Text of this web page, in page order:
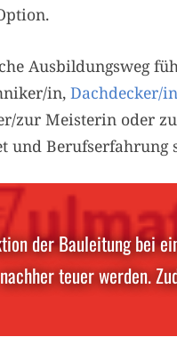
Ausbildungsweg
in, Dachdecker/in
zur Meisterin oder
und Berufserfahrung
der Bauleitung bei
nachher teuer werden.